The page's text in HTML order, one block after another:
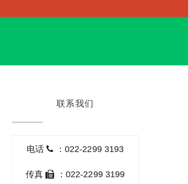
联系我们
电话 ：022-2299 3193
传真 ：022-2299 3199